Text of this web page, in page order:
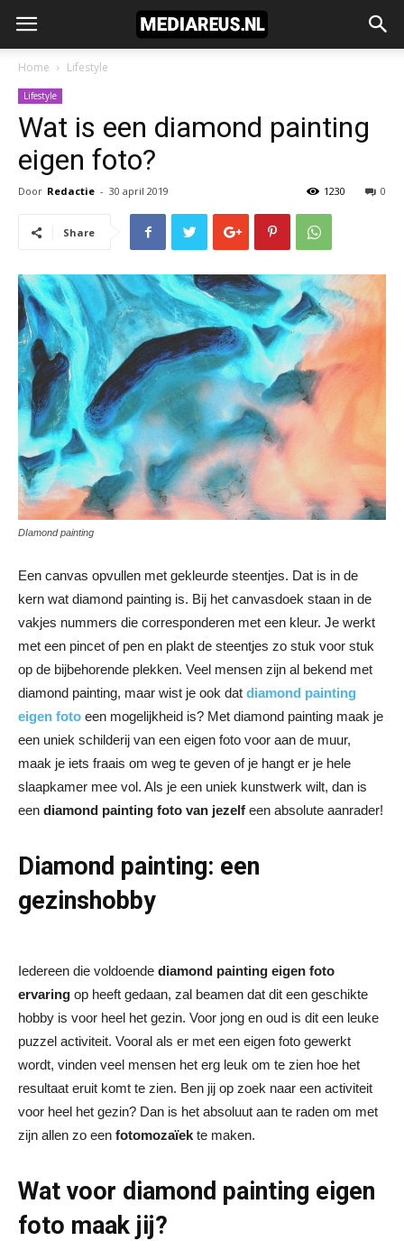
Home Lifestyle
Lifestyle
Wat is een diamond painting
eigen foto?
Door Redactie - 30 april 2019 0
1230
Share
DIamond painting
Een canvas opvullen met gekleurde steentjes. Dat is in de
kern wat diamond painting is. Bij het canvasdoek staan in de
vakjes nummers die corresponderen met een kleur. Je werkt
met een pincet of pen en plakt de steentjes zo stuk voor stuk
op de bijbehorende plekken. Veel mensen zijn al bekend met
diamond painting, maar wist je ook dat diamond painting
eigen foto een mogelijkheid is? Met diamond painting maak je
een uniek schilderij van een eigen foto voor aan de muur,
maak je iets fraais om weg te geven of je hangt er je hele
slaapkamer mee vol. Als je een uniek kunstwerk wilt, dan is
een diamond painting foto van jezelf een absolute aanrader!
Diamond painting: een
gezinshobby
Iedereen die voldoende diamond painting eigen foto
ervaring op heeft gedaan, zal beamen dat dit een geschikte
hobby is voor heel het gezin. Voor jong en oud is dit een leuke
puzzel activiteit. Vooral als er met een eigen foto gewerkt
wordt, vinden veel mensen het erg leuk om te zien hoe het
resultaat eruit komt te zien. Ben jij op zoek naar een activiteit
voor heel het gezin? Dan is het absoluut aan te raden om met
zijn allen zo een fotomozaïek te maken.
Wat voor diamond painting eigen
foto maak jij?